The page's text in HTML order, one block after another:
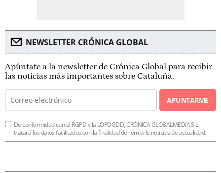
NEWSLETTER CRÓNICA GLOBAL
Apúntate a la newsletter de Crónica Global para recibir
las noticias más importantes sobre Cataluña.
APUNTARME
De conformidad con el RGPD y la LOPDGDD, CRÓNICA GLOBALMEDIA S.L.
tratará los datos facilitados con la finalidad de remitirle noticias de actualidad.